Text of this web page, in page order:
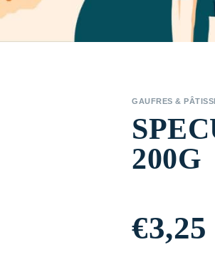
GAUFRES &
200G
€3,25